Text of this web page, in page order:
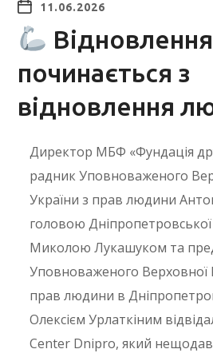
11.06.2026
починається з
відновлення
Директор МБФ «Фундація
радник Уповноваженого
України з прав людини
головою
Миколою Лукашуком та
Уповноваженого Верховної
прав людини в
Олексієм Урлаткіним
Center Dnipro, який